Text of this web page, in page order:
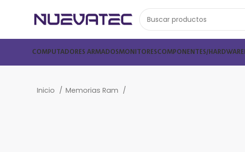
COMPUTADORES ARMADOSMONITORESCOMPONENTES/HARDWARE
Inicio Memorias Ram